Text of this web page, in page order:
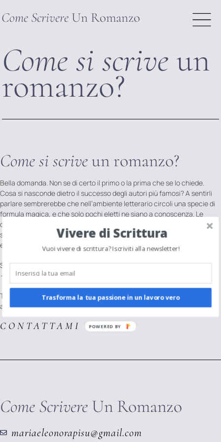
Come Scrivere Un Romanzo
Come si scriveun
romanzo?
Come si scriveun romanzo?
Bella domanda. Non se di certo il primo o la prima che se lo chiede.
Cosa si nasconde dietro il successo degli autori più famosi? A sentirli
parlare sembrerebbe che nell’ambiente letterario circoli una specie di
formula magica, e che solo pochi eletti ne siano a conoscenza. Le
chiavi della cultura sono davvero così inaccessibili? In realtà, tutti gli
scrittori che seguiamo, ammiriamo e cerchiamo in qualche modo di
emulare nascondono un segreto.
Si tratta di unaformula– non magica, neanche nel caso di J.K. Rowling
–
infallibile e abbastanza facile da mettere in pratica.
Te lo spiegherò presto nei mieicorsionline. Nel mentre dai un’occhiata
a
Come scrivere un romanzo.
CONTATTAMI →
Come Scrivere Un Romanzo
mariaeleonorapisu@gmail.com
Vivere di Scrittura
Vuoi vivere di scrittura? Iscriviti alla newsletter!
Trasforma la tua passione in un lavoro vero
POWERED BY